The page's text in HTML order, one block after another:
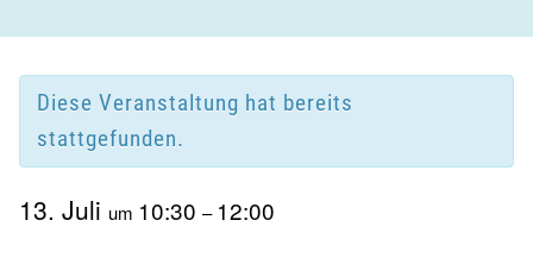
Diese Veranstaltung hat bereits
stattgefunden.
13. Juli um 10:30 – 12:00